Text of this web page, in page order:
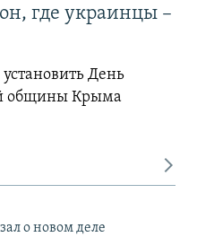
где украинцы –
День
общины Крыма
о новом деле